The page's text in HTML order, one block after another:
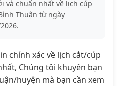
và chuẩn nhất về lịch cúp
Thuận từ ngày
chính xác về lịch cắt/cúp
Chúng tôi khuyên bạn
huyện mà bạn cần xem